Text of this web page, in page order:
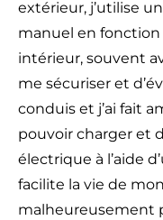
extérieur, j’utilise
manuel en fonction
intérieur, souvent
me sécuriser et
conduis et j’ai fait
pouvoir charger et
électrique à l’aide
facilite la vie de
malheureusement